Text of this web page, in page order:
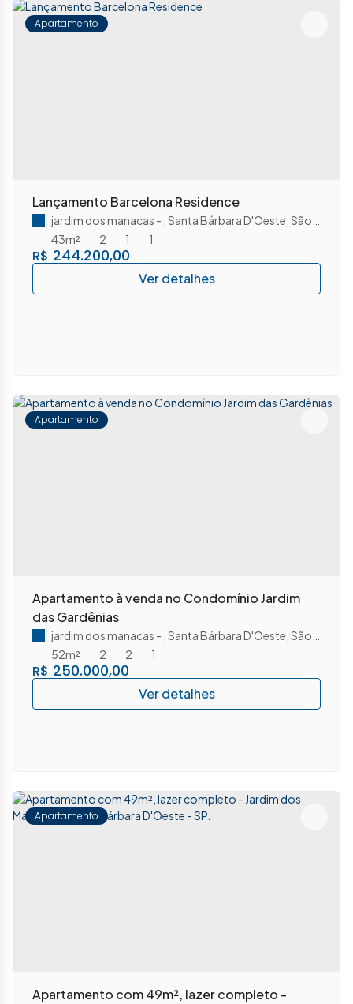
Apartamento
Lançamento Barcelona Residence
R$ 244.200,00
jardim dos manacas Santa Bárbara D'Oeste São Paulo
2
1
43m² 1
Apartamento
Apartamento à venda no Condomínio Jardim
das Gardênias
R$ 250.000,00
jardim dos manacas Santa Bárbara D'Oeste São Paulo
2
2
52m² 1
Apartamento
Apartamento com 49m², lazer completo -